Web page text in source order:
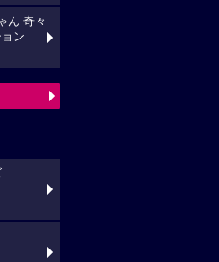
ん 奇々
ン